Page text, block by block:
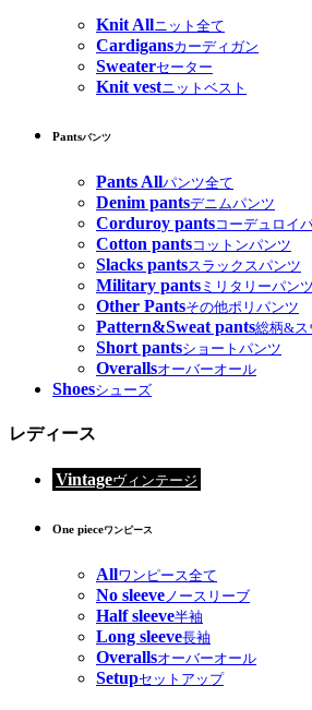
Knit Allニット全て
Cardigansカーディガン
Sweaterセーター
Knit vestニットベスト
Pantsパンツ
Pants Allパンツ全て
Denim pantsデニムパンツ
Corduroy pantsコーデュロイ
Cotton pantsコットンパンツ
Slacks pantsスラックスパンツ
Military pants ミリタリーパンツ
Other Pantsその他ポリパンツ
Pattern&Sweat pants総柄&ス
Short pantsショートパンツ
Overallsオーバーオール
Shoesシューズ
レディース
Vintageヴィンテージ
One pieceワンピース
Allワンピース全て
No sleeve ノースリーブ
Half sleeve半袖
Long sleeve長袖
Overallsオーバーオール
Setupセットアップ